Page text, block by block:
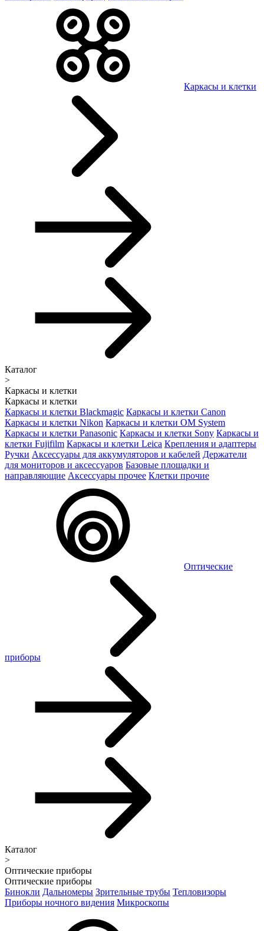
Каркасы и клетки
Каталог
>
Каркасы и клетки
Каркасы и клетки
Каркасы и клетки Blackmagic Каркасы и клетки Canon
Каркасы и клетки Nikon Каркасы и клетки OM System
Каркасы и клетки Panasonic Каркасы и клетки Sony Каркасы и
клетки Fujifilm Каркасы и клетки Leica Крепления и адаптеры
Ручки Аксессуары для аккумуляторов и кабелей Держатели
для мониторов и аксессуаров Базовые площадки и
направляющие Аксессуары прочее Клетки прочие
Оптические
приборы
Каталог
>
Оптические приборы
Оптические приборы
Бинокли Дальномеры Зрительные трубы Тепловизоры
Приборы ночного видения Микроскопы